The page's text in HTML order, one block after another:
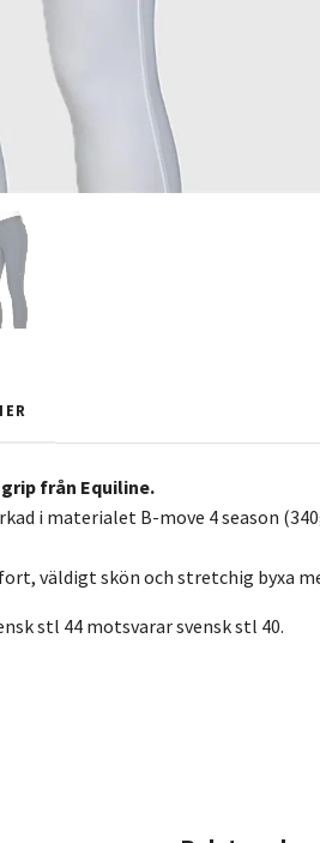
från Equiline.
i materialet B-move 4 season
väldigt skön och stretchig byxa
stl 44 motsvarar svensk stl 40.